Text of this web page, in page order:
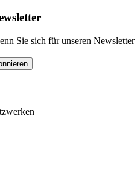
Sie sich für unseren Newsletter